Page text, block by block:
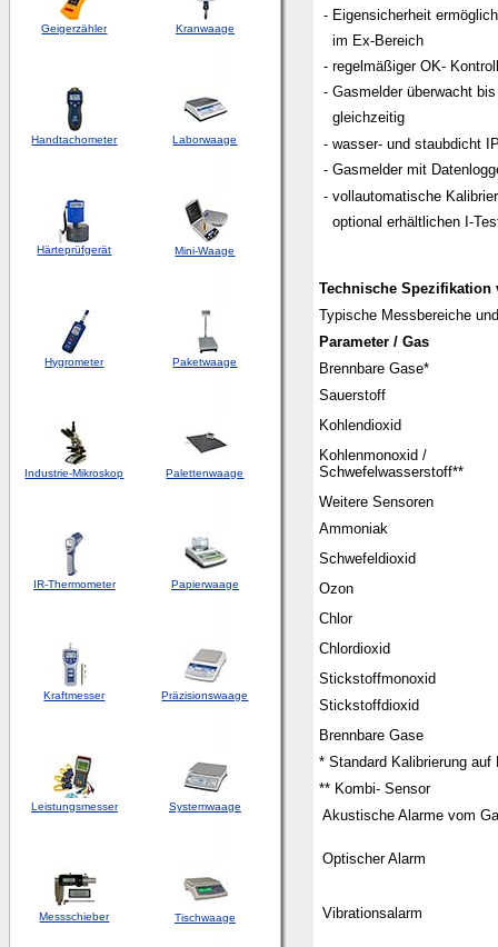
Geigerzähler Kranwaage
Handtachometer Laborwaage
Härteprüfgerät Mini-Waage
Hygrometer Paketwaage
Industrie-Mikroskop Palettenwaage
IR-Thermometer Papierwaage
Kraftmesser Präzisionswaage
Leistungsmesser Systemwaage
Messschieber Tischwaage
- Eigensicherheit
im Ex-Bereich
- regelmäßiger OK-
- Gasmelder überwacht
gleichzeitig
- wasser- und staubdicht
- Gasmelder mit
- vollautomatische
optional erhältlichen I-
Technische Spezifikation
Typische Messbereiche
Parameter / Gas
Brennbare Gase*
Sauerstoff
Kohlendioxid
Kohlenmonoxid /
Schwefelwasserstoff**
Weitere Sensoren
Ammoniak
Schwefeldioxid
Ozon
Chlor
Chlordioxid
Stickstoffmonoxid
Stickstoffdioxid
Brennbare Gase
* Standard Kalibrierung
** Kombi- Sensor
Akustische Alarme vom
Optischer Alarm
Vibrationsalarm